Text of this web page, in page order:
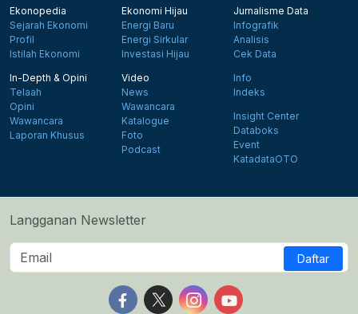
Ekonopedia
Sejarah Ekonomi
Profil
Istilah Ekonomi
Ekonomi Hijau
Energi Baru
Energi Sirkular
Investasi Hijau
Jurnalisme Data
Infografik
Analisis
Cek Data
In-Depth & Opini
Telaah
Opini
Wawancara
Laporan Khusus
Video
News
Wawancara
Katalogue
Foto
Podcast
Info
Indeks
Insight Center
Databoks
Event
KatadataOTO
Langganan Newsletter
Daftar
Follow us on Facebook
Follow us on X
Follow us on Instagram
Follow us on